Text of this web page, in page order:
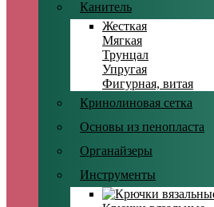
Канитель
Жесткая
Мягкая
Трунцал
Упругая
Фигурная, витая
Кринолиновая сетка
Основы из пенопласта
Органайзеры
Инструменты